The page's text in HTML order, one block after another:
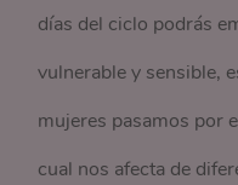
días del ciclo podrás
vulnerable y sensible,
mujeres pasamos por
cual nos afecta de